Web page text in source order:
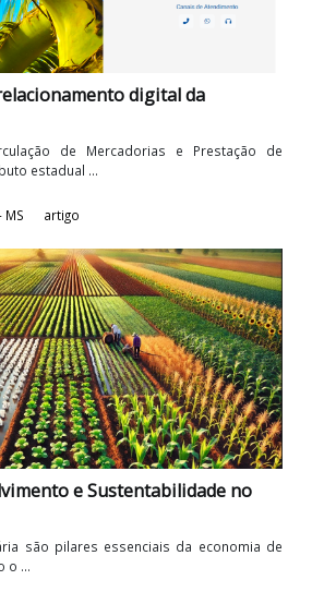
ou ...
- MS artigo
relacionamento digital da
de Mercadorias e
tributo estadual ...